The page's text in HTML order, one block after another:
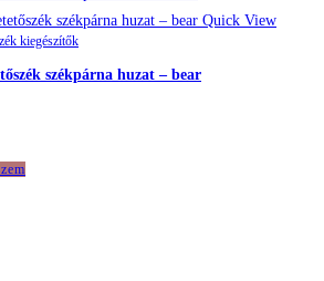
Quick View
kiegészítők
székpárna huzat – bear